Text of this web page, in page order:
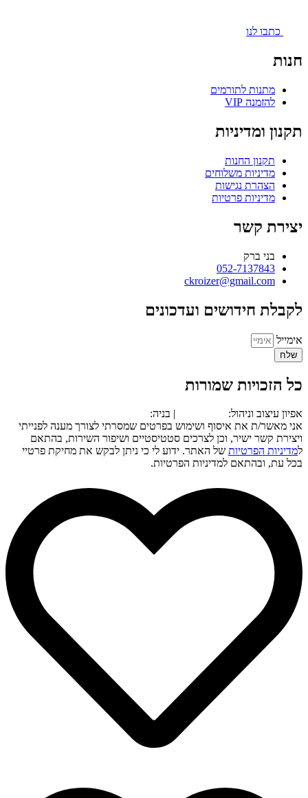
כתבו לנו
חנות
מתנות לתורמים
להזמנה VIP
תקנון ומדיניות
תקנון החנות
מדיניות משלוחים
הצהרת נגישות
מדיניות פרטיות
יצירת קשר
בני ברק
052-7137843
ckroizer@gmail.com
לקבלת חידושים ועדכונים
אימייל
שלח
כל הזכויות שמורות
אפיון עיצוב וניהול: | בניה:
אני מאשר/ת את איסוף ושימוש בפרטים שמסרתי לצורך מענה לפנייתי
ויצירת קשר ישיר, וכן לצרכים סטטיסטיים ושיפור השירות, בהתאם
למדיניות הפרטיות של האתר. ידוע לי כי ניתן לבקש את מחיקת פרטיי
בכל עת, ובהתאם למדיניות הפרטיות.